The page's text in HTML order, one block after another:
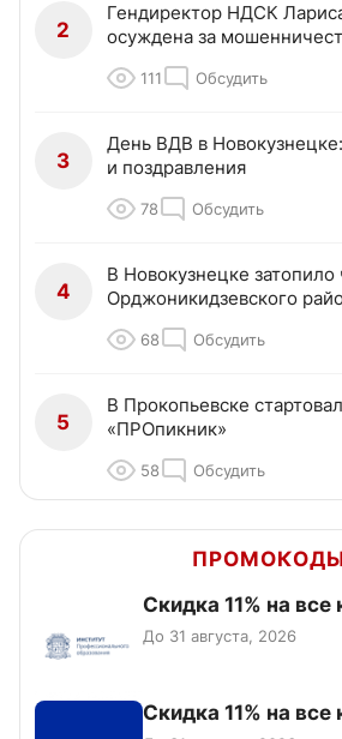
2
Гендиректор НДСК
осуждена за
111 Обсудить
3
День ВДВ в
и поздравления
78 Обсудить
4
В Новокузнецке
Орджоникидзевского
68 Обсудить
5
В Прокопьевске
«ПРОпикник»
58 Обсудить
ПРОМОКОДЫ
Скидка 11% на все
До 31 августа, 2026
Скидка 11% на все